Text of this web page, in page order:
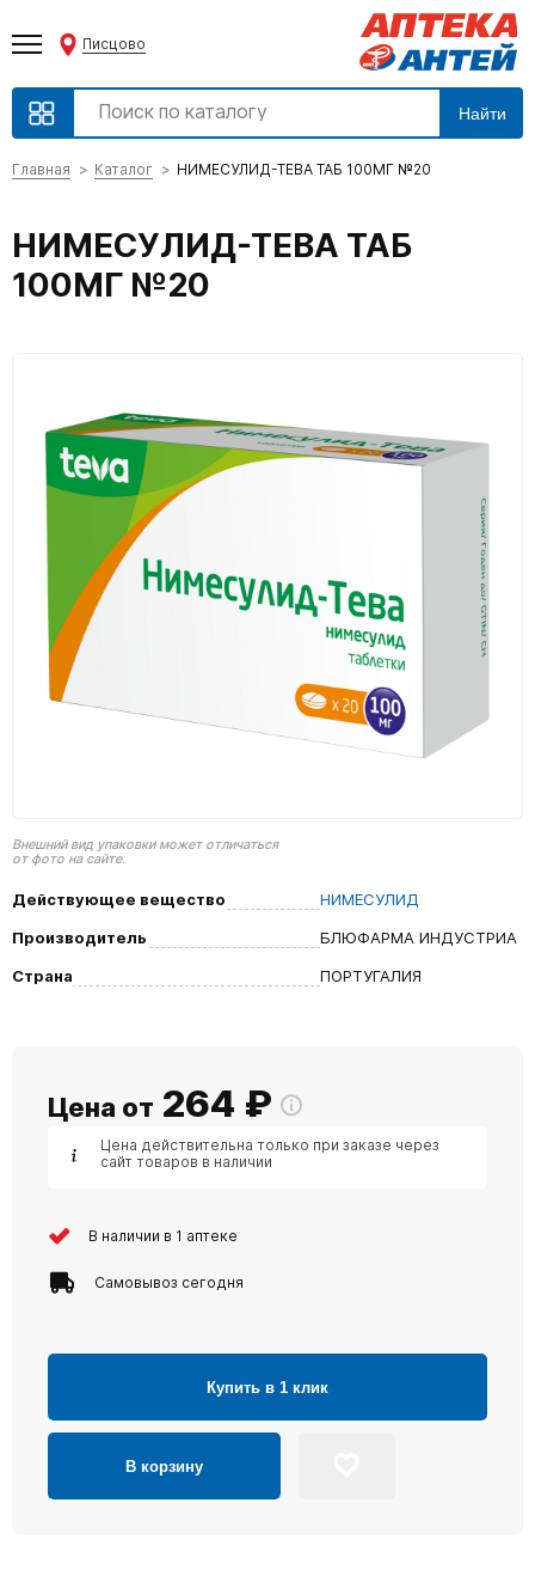
Писцово
Найти
Главная Каталог НИМЕСУЛИД-ТЕВА ТАБ 100МГ №20
НИМЕСУЛИД-ТЕВА ТАБ
100МГ №20
Внешний вид упаковки может отличаться
от фото на сайте.
Действующее вещество
НИМЕСУЛИД
Производитель
БЛЮФАРМА ИНДУСТРИА
Страна
ПОРТУГАЛИЯ
Цена от 264 ₽
Цена действительна только при заказе через
сайт товаров в наличии
В наличии в 1 аптеке
Самовывоз сегодня
Купить в 1 клик
В корзину